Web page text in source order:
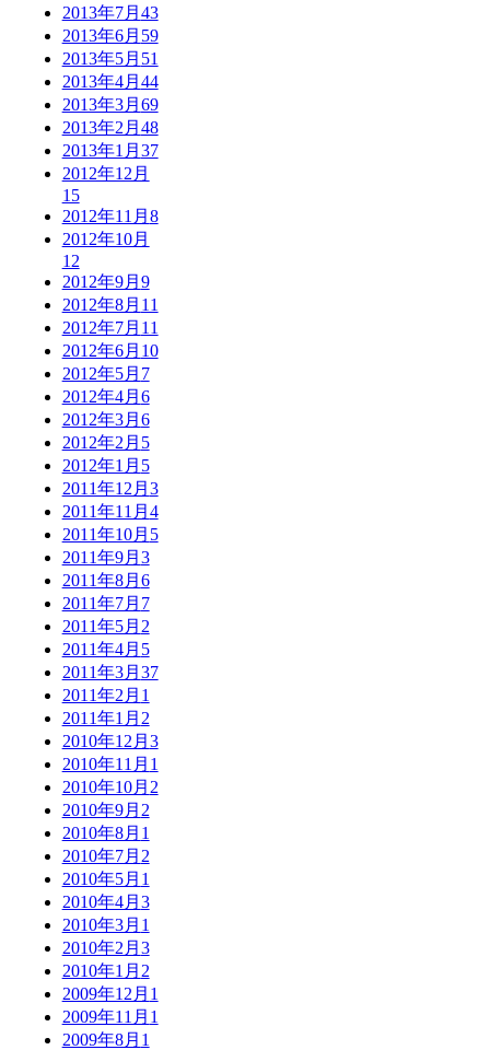
2013年7月 43
2013年6月 59
2013年5月 51
2013年4月 44
2013年3月 69
2013年2月 48
2013年1月 37
2012年12月
15
2012年11月 8
2012年10月
12
2012年9月 9
2012年8月 11
2012年7月 11
2012年6月 10
2012年5月 7
2012年4月 6
2012年3月 6
2012年2月 5
2012年1月 5
2011年12月 3
2011年11月 4
2011年10月 5
2011年9月 3
2011年8月 6
2011年7月 7
2011年5月 2
2011年4月 5
2011年3月 37
2011年2月 1
2011年1月 2
2010年12月 3
2010年11月 1
2010年10月 2
2010年9月 2
2010年8月 1
2010年7月 2
2010年5月 1
2010年4月 3
2010年3月 1
2010年2月 3
2010年1月 2
2009年12月 1
2009年11月 1
2009年8月 1